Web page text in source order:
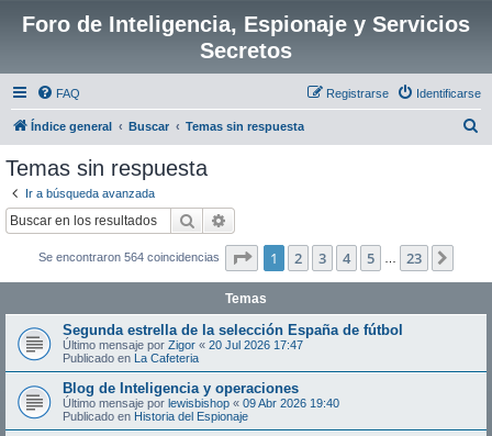
Foro de Inteligencia, Espionaje y Servicios
Secretos
FAQ Identificarse
Registrarse
Índice general Buscar Temas sin respuesta
Temas sin respuesta
Ir a búsqueda avanzada
Buscar
Se encontraron 564 coincidencias Página de 23
1 2 3 4 5 23
Temas
Segunda estrella de la selección España de fútbol
Último mensaje por Zigor « 20 Jul 2026 17:47
Publicado en La Cafeteria
Blog de Inteligencia y operaciones
Último mensaje por lewisbishop « 09 Abr 2026 19:40
Publicado en Historia del Espionaje